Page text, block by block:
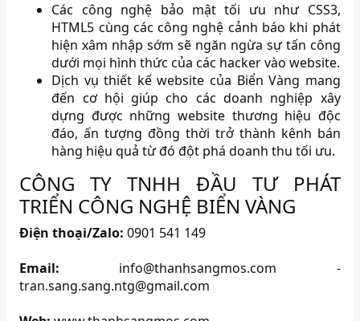
Các công nghệ bảo mật tối ưu như CSS3,
HTML5 cùng các công nghệ cảnh báo khi phát
hiện xâm nhập sớm sẽ ngăn ngừa sự tấn công
dưới mọi hình thức của các hacker vào website.
Dịch vụ thiết kế website của Biển Vàng mang
đến cơ hội giúp cho các doanh nghiệp xây
dựng được những website thương hiệu độc
đáo, ấn tượng đồng thời trở thành kênh bán
hàng hiệu quả từ đó đột phá doanh thu tối ưu.
CÔNG TY TNHH ĐẦU TƯ PHÁT
TRIỂN CÔNG NGHỆ BIỂN VÀNG
Điện thoại/Zalo: 0901 541 149
Email: info@thanhsangmos.com -
tran.sang.sang.ntg@gmail.com